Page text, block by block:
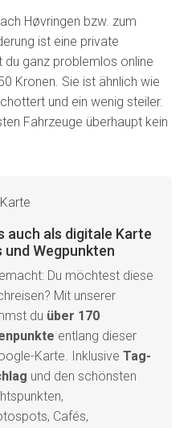
Høvringen bzw. zum
ist eine private
du ganz problemlos online
Kronen. Sie ist ähnlich wie
und ein wenig steiler.
Fahrzeuge überhaupt kein
auch als digitale Karte
und Wegpunkten
Du möchtest diese
Mit unserer
du über 170
entlang dieser
Karte. Inklusive Tag-
und den schönsten
Cafés,